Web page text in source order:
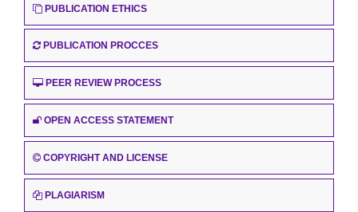
PUBLICATION ETHICS
PUBLICATION PROCCES
PEER REVIEW PROCESS
OPEN ACCESS STATEMENT
COPYRIGHT AND LICENSE
PLAGIARISM